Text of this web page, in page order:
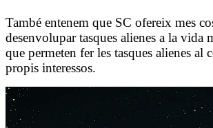
També entenem que SC ofereix mes
desenvolupar tasques alienes a la
que permeten fer les tasques alienes
propis interessos.